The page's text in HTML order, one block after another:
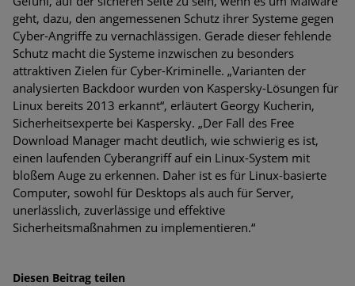
geht, dazu, den angemessenen Schutz ihrer Systeme gegen
Cyber-Angriffe zu vernachlässigen. Gerade dieser fehlende
Schutz macht die Systeme inzwischen zu besonders
attraktiven Zielen für Cyber-Kriminelle. „Varianten der
analysierten Backdoor wurden von Kaspersky-Lösungen für
Linux bereits 2013 erkannt“, erläutert Georgy Kucherin,
Sicherheitsexperte bei Kaspersky. „Der Fall des Free
Download Manager macht deutlich, wie schwierig es ist,
einen laufenden Cyberangriff auf ein Linux-System mit
bloßem Auge zu erkennen. Daher ist es für Linux-basierte
Computer, sowohl für Desktops als auch für Server,
unerlässlich, zuverlässige und effektive
Sicherheitsmaßnahmen zu implementieren.“
Diesen Beitrag teilen